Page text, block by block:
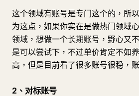
这个领域有账号是专门这个的，所
为这点，如果你实在是做热门领域
领域，想做一个长期账号，野心又
是可以尝试下，不过单价肯定不如
高，但是目前看了很多账号很稳，
2、对标账号